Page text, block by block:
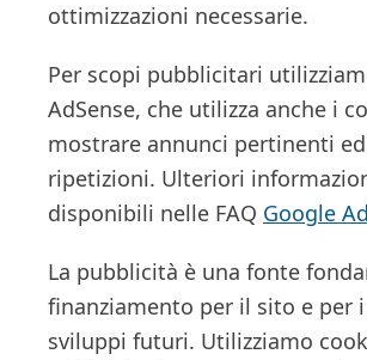
ottimizzazioni necessarie.
Per scopi pubblicitari
AdSense, che utilizza anche i
mostrare annunci pertinenti
ripetizioni. Ulteriori
disponibili nelle FAQ Google
La pubblicità è una fonte
finanziamento per il sito e per
sviluppi futuri. Utilizziamo